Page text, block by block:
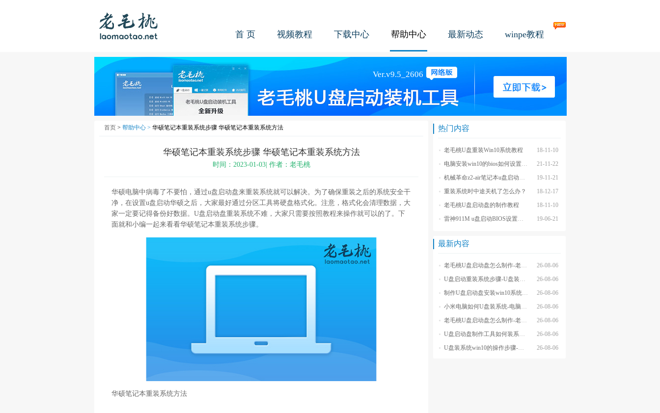
首 页 视频教程 下载中心 帮助中心 最新动态 winpe教程
首页 > 帮助中心 > 华硕笔记本重装系统步骤 华硕笔记本重装系统方法
华硕笔记本重装系统步骤 华硕笔记本重装系统方法
时间：2023-01-03| 作者：老毛桃
华硕电脑中病毒了不要怕，通过u盘启动盘来重装系统就可以解决。为了确保重装之后的系统安全干
净，在设置u盘启动华硕之后，大家最好通过分区工具将硬盘格式化。注意，格式化会清理数据，大
家一定要记得备份好数据。U盘启动盘重装系统不难，大家只需要按照教程来操作就可以的了。下
面就和小编一起来看看华硕笔记本重装系统步骤。
华硕笔记本重装系统方法
热门内容
18-11-10
老毛桃U盘重装Win10系统教程
21-11-22
电脑安装win10的bios如何设置u盘图文教程
19-11-21
机械革命z2-air笔记本u盘启动BIOS设置教程
18-12-17
重装系统时中途关机了怎么办？
18-11-10
老毛桃U盘启动盘的制作教程
19-06-21
雷神911M u盘启动BIOS设置教程
最新内容
26-08-06
老毛桃U盘启动盘怎么制作-老毛桃winpeU盘启动盘制作步骤
26-08-06
U盘启动重装系统步骤-U盘装系统步骤操作
26-08-06
制作U盘启动盘安装win10系统步骤-制作U盘启动盘安装win10系统步骤
26-08-06
小米电脑如何U盘装系统-电脑怎么U盘装系统
26-08-06
老毛桃U盘启动盘怎么制作-老毛桃U盘启动盘制作步骤
26-08-06
U盘启动盘制作工具如何装系统- U盘启动盘制作工具怎么装系统
26-08-06
U盘装系统win10的操作步骤-外星人U盘装系统win10电脑